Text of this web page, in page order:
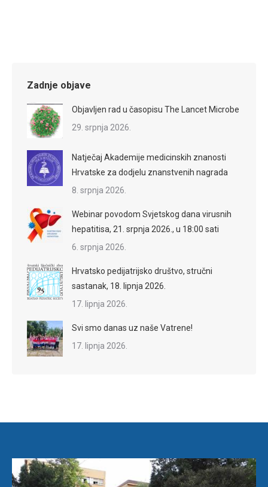
Zadnje objave
Objavljen rad u časopisu The Lancet Microbe
29. srpnja 2026.
Natječaj Akademije medicinskih znanosti
Hrvatske za dodjelu znanstvenih nagrada
8. srpnja 2026.
Webinar povodom Svjetskog dana virusnih
hepatitisa, 21. srpnja 2026., u 18:00 sati
6. srpnja 2026.
Hrvatsko pedijatrijsko društvo, stručni
sastanak, 18. lipnja 2026.
17. lipnja 2026.
Svi smo danas uz naše Vatrene!
17. lipnja 2026.